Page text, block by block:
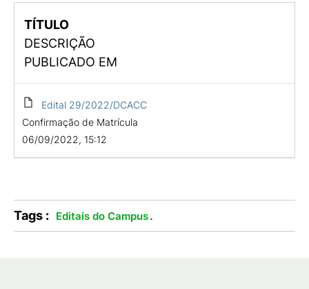
TÍTULO
DESCRIÇÃO
PUBLICADO EM
Edital 29/2022/DCACC
Confirmação de Matrícula
06/09/2022, 15:12
Tags : Editais do Campus.